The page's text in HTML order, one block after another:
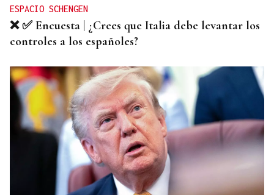
ESPACIO SCHENGEN
❌ ✅ Encuesta | ¿Crees que Italia debe levantar los
controles a los españoles?